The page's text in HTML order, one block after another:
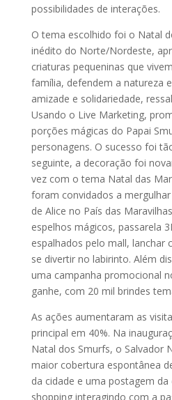
possibilidades de interações.
O tema escolhido foi o Natal
inédito do Norte/Nordeste,
criaturas pequeninas que
família, defendem a natureza
amizade e solidariedade,
Usando o Live Marketing,
porções mágicas do Papai
personagens. O sucesso foi
seguinte, a decoração foi
vez com o tema Natal das
foram convidados a
de Alice no País das
espelhos mágicos, passarela
espalhados pelo mall, lanchar
se divertir no labirinto. Além
uma campanha promocional
ganhe, com 20 mil brindes
As ações aumentaram as
principal em 40%. Na
Natal dos Smurfs, o Salvador
maior cobertura espontânea
da cidade e uma postagem
shopping interagindo com a